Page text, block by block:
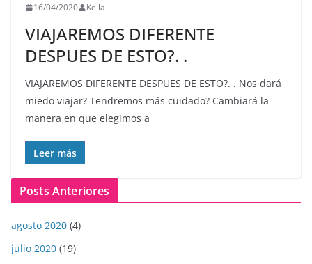
16/04/2020 Keila
VIAJAREMOS DIFERENTE
DESPUES DE ESTO?. .
VIAJAREMOS DIFERENTE DESPUES DE ESTO?. . Nos dará
miedo viajar? Tendremos más cuidado? Cambiará la
manera en que elegimos a
Leer más
Posts Anteriores
agosto 2020 (4)
julio 2020 (19)